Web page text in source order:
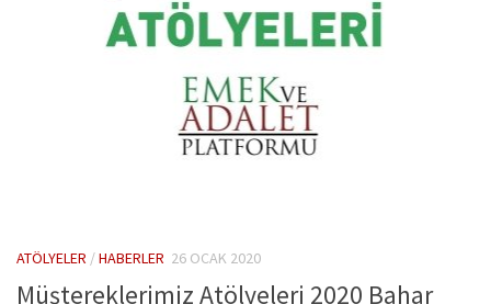
ATÖLYELER /HABERLER 26 OCAK 2020
Müştereklerimiz Atölyeleri 2020 Bahar